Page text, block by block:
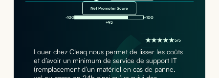
Net Promoter Score
-100
+100
+93
5/5
Louer chez Cleaq nous permet de lisser les coûts
et d’avoir un minimum de service de support IT
(remplacement d’un matériel en cas de panne,